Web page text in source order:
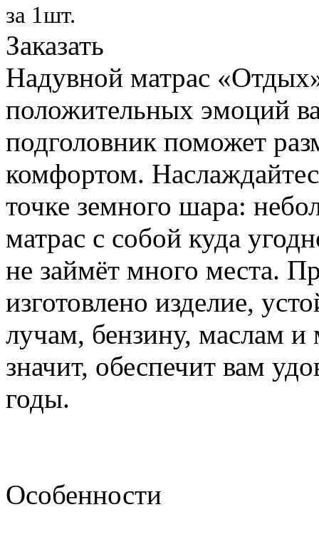
за 1шт.
Заказать
Надувной матрас
положительных эмоций
подголовник поможет
комфортом.
точке земного шара:
матрас с собой куда
не займёт много места.
изготовлено изделие,
лучам, бензину, маслам
значит, обеспечит вам
годы.
Особенности